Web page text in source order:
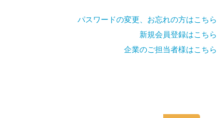
パスワードの変更、お忘れの方はこちら
新規会員登録はこちら
企業のご担当者様はこちら